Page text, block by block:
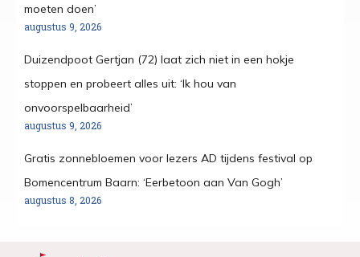
moeten doen’
augustus 9, 2026
Duizendpoot Gertjan (72) laat zich niet in een hokje
stoppen en probeert alles uit: ‘Ik hou van
onvoorspelbaarheid’
augustus 9, 2026
Gratis zonnebloemen voor lezers AD tijdens festival op
Bomencentrum Baarn: ‘Eerbetoon aan Van Gogh’
augustus 8, 2026